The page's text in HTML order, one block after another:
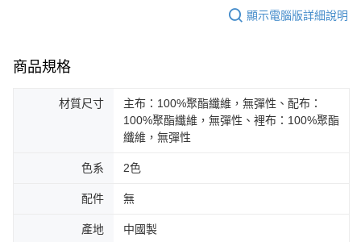
顯示電腦版詳細說明
商品規格
材質尺寸
主布：100%聚酯纖維，無彈性、配布：
100%聚酯纖維，無彈性、裡布：100%聚酯
纖維，無彈性
色系 2色
配件 無
產地 中國製